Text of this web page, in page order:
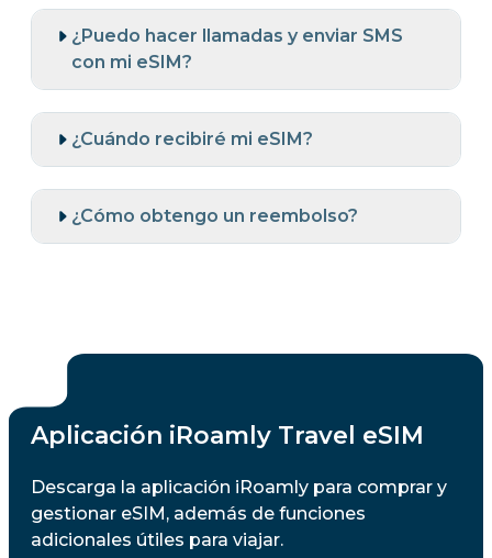
¿Puedo hacer llamadas y enviar SMS
con mi eSIM?
¿Cuándo recibiré mi eSIM?
¿Cómo obtengo un reembolso?
Aplicación iRoamly Travel eSIM
Descarga la aplicación iRoamly para comprar y
gestionar eSIM, además de funciones
adicionales útiles para viajar.